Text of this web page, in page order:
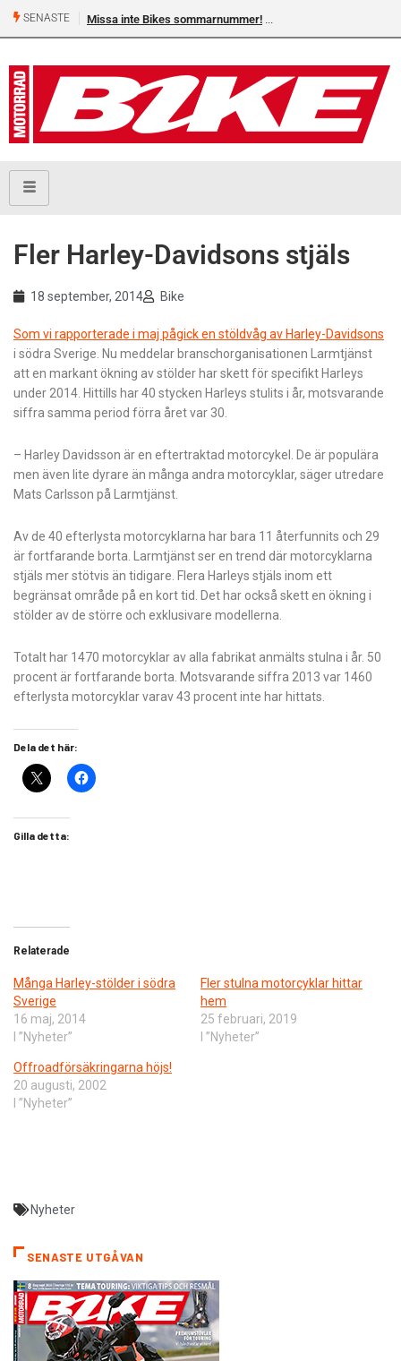
SENASTE Missa inte Bikes sommarnummer!
Fler Harley-Davidsons stjäls
18 september, 2014 Bike
Som vi rapporterade i maj pågick en stöldvåg av Harley-Davidsons
i södra Sverige. Nu meddelar branschorganisationen Larmtjänst
att en markant ökning av stölder har skett för specifikt Harleys
under 2014. Hittills har 40 stycken Harleys stulits i år, motsvarande
siffra samma period förra året var 30.
– Harley Davidsson är en eftertraktad motorcykel. De är populära
men även lite dyrare än många andra motorcyklar, säger utredare
Mats Carlsson på Larmtjänst.
Av de 40 efterlysta motorcyklarna har bara 11 återfunnits och 29
är fortfarande borta. Larmtjänst ser en trend där motorcyklarna
stjäls mer stötvis än tidigare. Flera Harleys stjäls inom ett
begränsat område på en kort tid. Det har också skett en ökning i
stölder av de större och exklusivare modellerna.
Totalt har 1470 motorcyklar av alla fabrikat anmälts stulna i år. 50
procent är fortfarande borta. Motsvarande siffra 2013 var 1460
efterlysta motorcyklar varav 43 procent inte har hittats.
Dela det här:
Gilla detta:
Relaterade
Många Harley-stölder i södra
Sverige
16 maj, 2014
I ”Nyheter”
Fler stulna motorcyklar hittar
hem
25 februari, 2019
I ”Nyheter”
Offroadförsäkringarna höjs!
20 augusti, 2002
I ”Nyheter”
Nyheter
SENASTE UTGÅVAN